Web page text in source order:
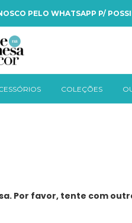
PELO WHATSAPP P/
COLEÇÕES
Por favor, tente com